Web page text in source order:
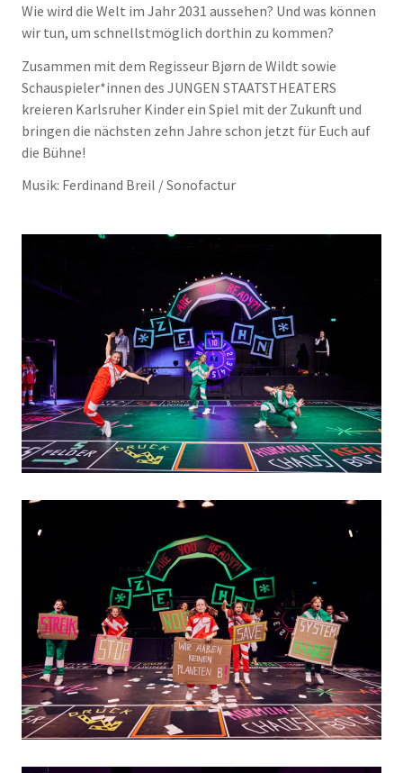
Wie wird die Welt im Jahr 2031 aussehen? Und was können
wir tun, um schnellstmöglich dorthin zu kommen?
Zusammen mit dem Regisseur Bjørn de Wildt sowie
Schauspieler*innen des JUNGEN STAATSTHEATERS
kreieren Karlsruher Kinder ein Spiel mit der Zukunft und
bringen die nächsten zehn Jahre schon jetzt für Euch auf
die Bühne!
Musik: Ferdinand Breil / Sonofactur